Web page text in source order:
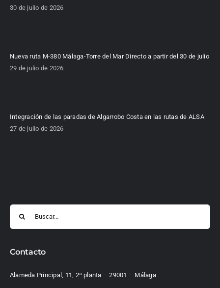
30 de julio de 2026
Nueva ruta M-380 Málaga-Torre del Mar Directo a partir del 30 de julio
29 de julio de 2026
Integración de las paradas de Algarrobo Costa en las rutas de ALSA
27 de julio de 2026
Buscar:
Contacto
Alameda Principal, 11, 2ª planta – 29001 – Málaga